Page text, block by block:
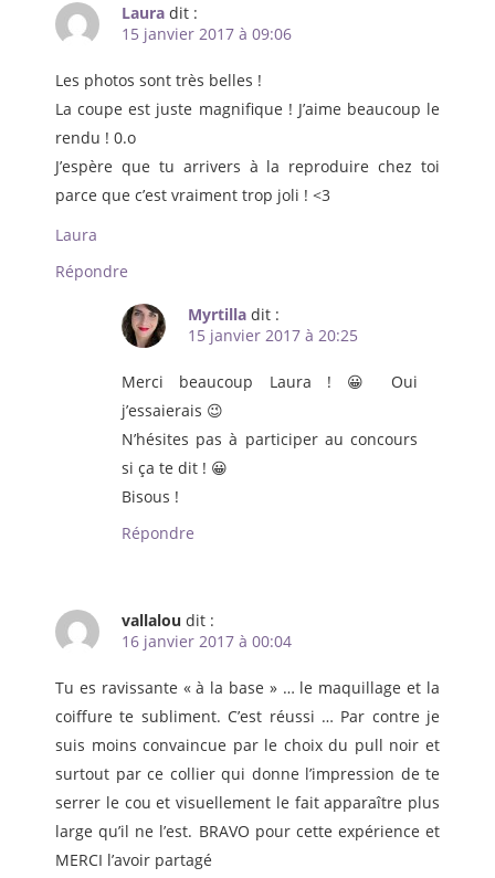
Laura dit :
15 janvier 2017 à 09:06
Les photos sont très belles !
La coupe est juste magnifique ! J’aime beaucoup le
rendu ! 0.o
J’espère que tu arrivers à la reproduire chez toi
parce que c’est vraiment trop joli ! <3
Laura
Répondre
Myrtilla dit :
15 janvier 2017 à 20:25
Merci beaucoup Laura ! 😀 Oui
j’essaierais 😉
N’hésites pas à participer au concours
si ça te dit ! 😀
Bisous !
Répondre
vallalou dit :
16 janvier 2017 à 00:04
Tu es ravissante « à la base » … le maquillage et la
coiffure te subliment. C’est réussi … Par contre je
suis moins convaincue par le choix du pull noir et
surtout par ce collier qui donne l’impression de te
serrer le cou et visuellement le fait apparaître plus
large qu’il ne l’est. BRAVO pour cette expérience et
MERCI l’avoir partagé